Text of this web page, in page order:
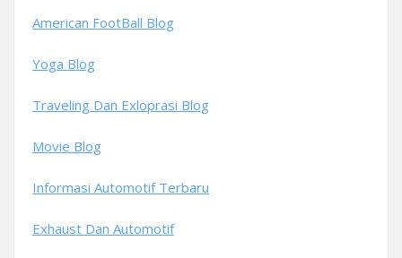
American FootBall Blog
Yoga Blog
Traveling Dan Exloprasi Blog
Movie Blog
Informasi Automotif Terbaru
Exhaust Dan Automotif